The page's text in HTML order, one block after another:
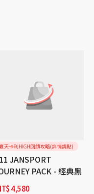
夏天卡利HIGH回饋攻略(詳情請點)
JANSPORT
PACK - 經典黑
4,580